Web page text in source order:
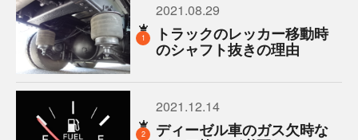
1
2021.08.29
トラックのレッカー移動時
のシャフト抜きの理由
2
2021.12.14
ディーゼル車のガス欠時な